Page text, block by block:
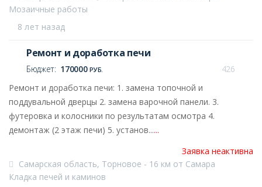
8 лет назад
Мозаичные работы
Ремонт и доработка печи
Бюджет: 170000РУБ.
426
Ремонт и доработка печи: 1. замена топочной и
поддувальной дверцы 2. замена варочной панели. 3.
футеровка и колосники по результатам осмотра 4.
демонтаж (2 этаж печи) 5. установ......
Заявка неактивна
Самарская область, Торновое - 16 км от Самара
Кладка печей и каминов